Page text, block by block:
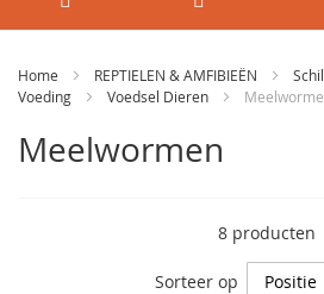
Home REPTIELEN & AMFIBIEËN
Voeding
Voedsel Dieren
Meelwormen
8 producten
Sorteer op